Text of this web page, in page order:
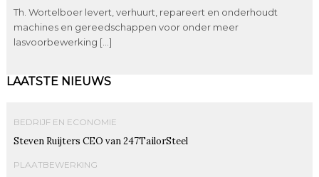
Th. Wortelboer levert, verhuurt, repareert en onderhoudt
machines en gereedschappen voor onder meer
lasvoorbewerking […]
LAATSTE NIEUWS
BEDRIJF EN ECONOMIE
Steven Ruijters CEO van 247TailorSteel
PLAATBEWERKING